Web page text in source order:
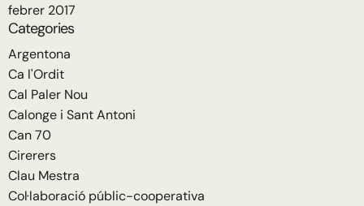
febrer 2017
Categories
Argentona
Ca l'Ordit
Cal Paler Nou
Calonge i Sant Antoni
Can 70
Cirerers
Clau Mestra
Col·laboració públic-cooperativa